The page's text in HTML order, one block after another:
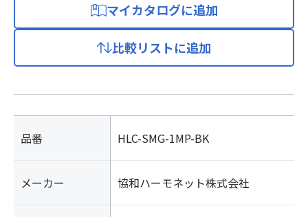
マイカタログに追加
比較リストに追加
品番 HLC-SMG-1MP-BK
メーカー 協和ハーモネット株式会社